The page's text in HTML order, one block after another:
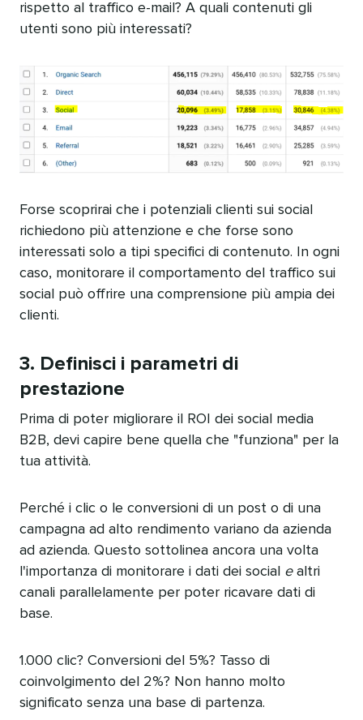
rispetto al traffico e-mail? A quali contenuti gli
utenti sono più interessati?​​
Forse scoprirai che i potenziali clienti sui social
richiedono più attenzione e che forse sono
interessati solo a tipi specifici di contenuto. In ogni
caso, monitorare il comportamento del traffico sui
social può offrire una comprensione più ampia dei
clienti.​​
3. Definisci i parametri di
prestazione​​
Prima di poter migliorare il ROI dei social media
B2B, devi capire bene quella che "funziona" per la
tua attività.​​
Perché i clic o le conversioni di un post o di una
campagna ad alto rendimento variano da azienda
ad azienda. Questo sottolinea ancora una volta
l'importanza di monitorare i dati dei social ealtri
canali parallelamente per poter ricavare dati di
base.​​
1.000 clic? Conversioni del 5%? Tasso di
coinvolgimento del 2%? Non hanno molto
significato senza una base di partenza.​​